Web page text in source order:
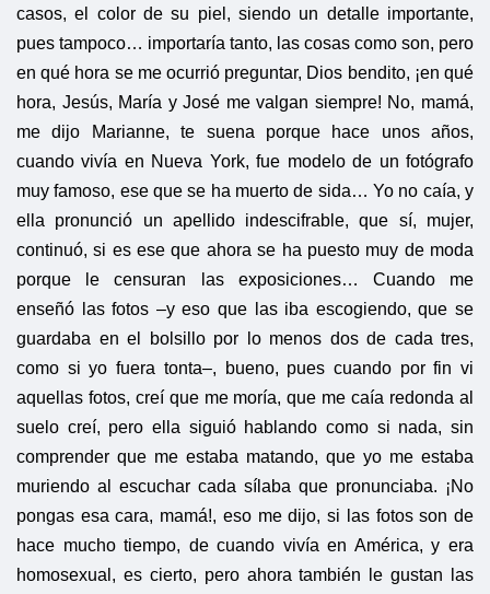
casos, el color de su piel, siendo un detalle importante,
pues tampoco… importaría tanto, las cosas como son, pero
en qué hora se me ocurrió preguntar, Dios bendito, ¡en qué
hora, Jesús, María y José me valgan siempre! No, mamá,
me dijo Marianne, te suena porque hace unos años,
cuando vivía en Nueva York, fue modelo de un fotógrafo
muy famoso, ese que se ha muerto de sida… Yo no caía, y
ella pronunció un apellido indescifrable, que sí, mujer,
continuó, si es ese que ahora se ha puesto muy de moda
porque le censuran las exposiciones… Cuando me
enseñó las fotos –y eso que las iba escogiendo, que se
guardaba en el bolsillo por lo menos dos de cada tres,
como si yo fuera tonta–, bueno, pues cuando por fin vi
aquellas fotos, creí que me moría, que me caía redonda al
suelo creí, pero ella siguió hablando como si nada, sin
comprender que me estaba matando, que yo me estaba
muriendo al escuchar cada sílaba que pronunciaba. ¡No
pongas esa cara, mamá!, eso me dijo, si las fotos son de
hace mucho tiempo, de cuando vivía en América, y era
homosexual, es cierto, pero ahora también le gustan las